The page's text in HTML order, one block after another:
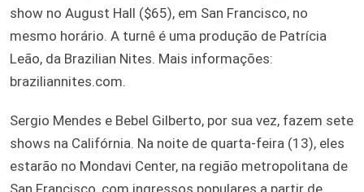
show no August Hall ($65), em San Francisco, no
mesmo horário. A turnê é uma produção de Patrícia
Leão, da Brazilian Nites. Mais informações:
braziliannites.com.
Sergio Mendes e Bebel Gilberto, por sua vez, fazem sete
shows na Califórnia. Na noite de quarta-feira (13), eles
estarão no Mondavi Center, na região metropolitana de